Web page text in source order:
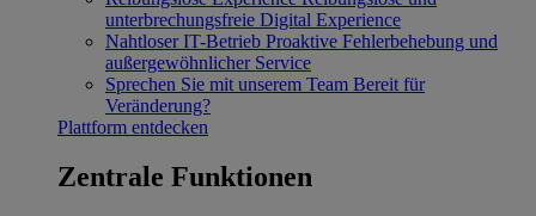
unterbrechungsfreie Digital Experience
Nahtloser IT-Betrieb Proaktive Fehlerbehebung und
außergewöhnlicher Service
Sprechen Sie mit unserem Team Bereit für
Veränderung?
Plattform entdecken
Zentrale Funktionen